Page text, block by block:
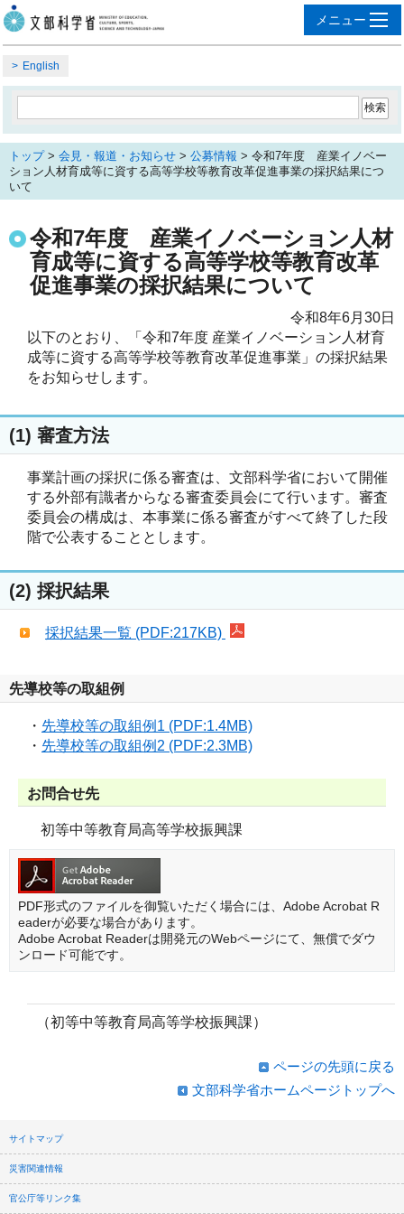
English
トップ> 会見・報道・お知らせ > 公募情報 > 令和7年度 産業イノベー
ション人材育成等に資する高等学校等教育改革促進事業の採択結果につ
いて
令和7年度 産業イノベーション人材
育成等に資する高等学校等教育改革
促進事業の採択結果について
令和8年6月30日
以下のとおり、「令和7年度 産業イノベーション人材育
成等に資する高等学校等教育改革促進事業」の採択結果
をお知らせします。
(1) 審査方法
事業計画の採択に係る審査は、文部科学省において開催
する外部有識者からなる審査委員会にて行います。審査
委員会の構成は、本事業に係る審査がすべて終了した段
階で公表することとします。
(2) 採択結果
採択結果一覧 (PDF:217KB)
先導校等の取組例
・ 先導校等の取組例1 (PDF:1.4MB)
・ 先導校等の取組例2 (PDF:2.3MB)
お問合せ先
初等中等教育局高等学校振興課
PDF形式のファイルを御覧いただく場合には、Adobe Acrobat R
eaderが必要な場合があります。
Adobe Acrobat Readerは開発元のWebページにて、無償でダウ
ンロード可能です。
（初等中等教育局高等学校振興課）
ページの先頭に戻る
文部科学省ホームページトップへ
サイトマップ
災害関連情報
官公庁等リンク集